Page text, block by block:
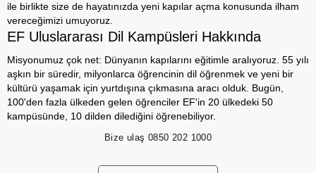
ile birlikte size de hayatınızda yeni kapılar açma konusunda ilham
vereceğimizi umuyoruz.
EF Uluslararası Dil Kampüsleri Hakkında
Misyonumuz çok net: Dünyanın kapılarını eğitimle aralıyoruz. 55 yılı
aşkın bir süredir, milyonlarca öğrencinin dil öğrenmek ve yeni bir
kültürü yaşamak için yurtdışına çıkmasına aracı olduk. Bugün,
100'den fazla ülkeden gelen öğrenciler EF'in 20 ülkedeki 50
kampüsünde, 10 dilden dilediğini öğrenebiliyor.
Bize ulaş 0850 202 1000